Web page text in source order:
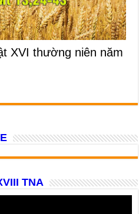
XVI thường niên năm
TNA